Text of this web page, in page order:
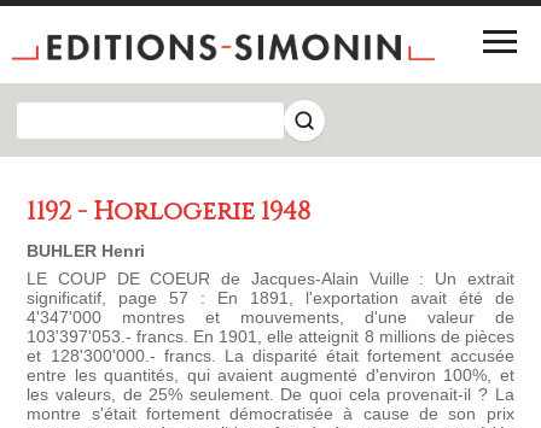
1192 - Horlogerie 1948
BUHLER Henri
LE COUP DE COEUR de Jacques-Alain Vuille : Un extrait
significatif, page 57 : En 1891, l'exportation avait été de
4'347'000 montres et mouvements, d'une valeur de
103'397'053.- francs. En 1901, elle atteignit 8 millions de pièces
et 128'300'000.- francs. La disparité était fortement accusée
entre les quantités, qui avaient augmenté d'environ 100%, et
les valeurs, de 25% seulement. De quoi cela provenait-il ? La
montre s'était fortement démocratisée à cause de son prix